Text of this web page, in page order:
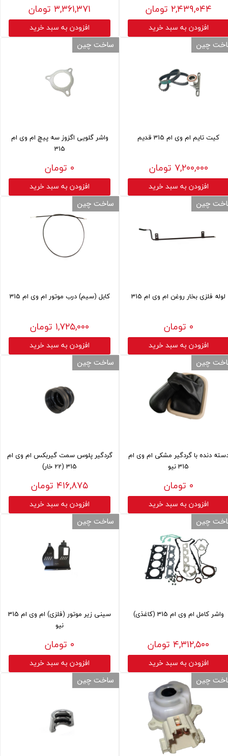
۲,۴۳۹,۰۴۴ تومان
افزودن به سبد خرید
۳,۳۶۱,۳۷۱ تومان
افزودن به سبد خرید
کیت تایم ام وی ام 315 قدیم
۷,۲۰۰,۰۰۰ تومان
افزودن به سبد خرید
چین
واشر گلویی اگزوز سه پیچ ام وی ام
315
۰ تومان
افزودن به سبد خرید
ساخت چین
لوله فلزی بخار روغن ام وی ام 315
۰ تومان
افزودن به سبد خرید
چین
کابل (سیم) درب موتور ام وی ام 315
۱,۷۲۵,۰۰۰ تومان
افزودن به سبد خرید
ساخت چین
دنده با گردگیر مشکی ام وی ام
315 نیو
۰ تومان
افزودن به سبد خرید
چین
گردگیر پلوس سمت گیربکس ام وی ام
315 (22 خار)
۴۱۶,۸۷۵ تومان
افزودن به سبد خرید
ساخت چین
واشر کامل ام وی ام 315 (کاغذی)
۴,۳۱۲,۵۰۰ تومان
افزودن به سبد خرید
چین
سینی زیر موتور (فلزی) ام وی ام 315
نیو
۰ تومان
افزودن به سبد خرید
ساخت چین
چین ساخت چین